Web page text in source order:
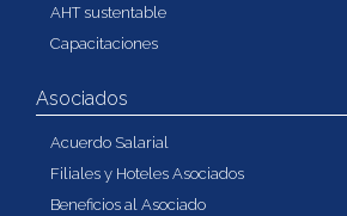
AHT sustentable
Capacitaciones
Asociados
Acuerdo Salarial
Filiales y Hoteles Asociados
Beneficios al Asociado